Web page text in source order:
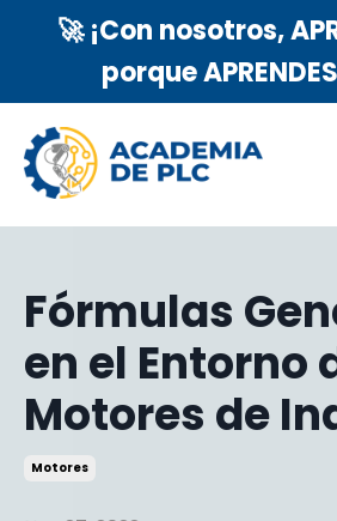
🚀 ¡Con nosotros,
porque
Fórmulas
en el Entorno
Motores de
Motores